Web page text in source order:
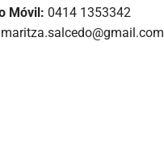
Móvil: 0414 1353342
maritza.salcedo@gmail.com